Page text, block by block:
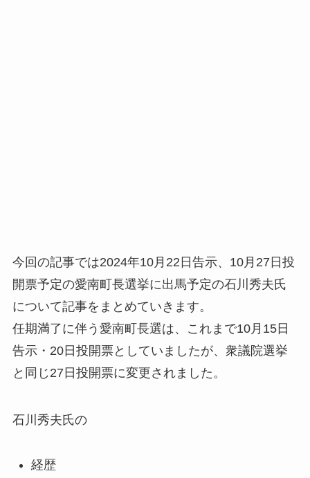
今回の記事では2024年10月22日告示、10月27日投
開票予定の愛南町長選挙に出馬予定の石川秀夫氏
について記事をまとめていきます。
任期満了に伴う愛南町長選は、これまで10月15日
告示・20日投開票としていましたが、衆議院選挙
と同じ27日投開票に変更されました。
石川秀夫氏の
経歴